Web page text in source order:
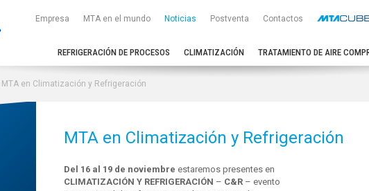
REFRIGERACIÓN DE PROCESOS CLIMATIZACIÓN TRATAMIENTO DE AIRE
Empresa MTA en el mundo Noticias Postventa Contactos
MTA en Climatización y Refrigeración
MTA en Climatización y Refrigeración
Del 16 al 19 de noviembre estaremos presentes en
CLIMATIZACIÓN Y REFRIGERACIÓN – C&R – evento